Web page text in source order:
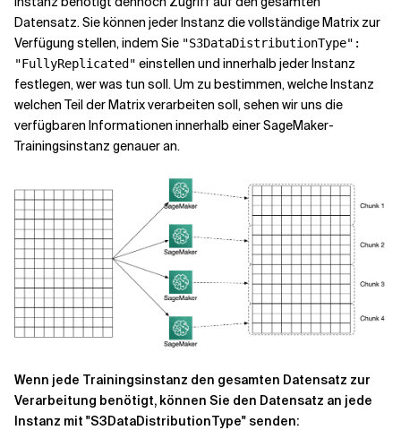
Datensatz. Sie können jeder Instanz die vollständige Matrix zur
Verfügung stellen, indem Sie "S3DataDistributionType":
"FullyReplicated" einstellen und innerhalb jeder Instanz
festlegen, wer was tun soll. Um zu bestimmen, welche Instanz
welchen Teil der Matrix verarbeiten soll, sehen wir uns die
verfügbaren Informationen innerhalb einer SageMaker-
Trainingsinstanz genauer an.
Wenn jede Trainingsinstanz den gesamten Datensatz zur
Verarbeitung benötigt, können Sie den Datensatz an jede
Instanz mit "S3DataDistributionType" senden: